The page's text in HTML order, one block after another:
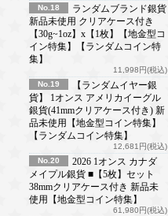
No.18
ランダムブランド銀貨
新品未使用 クリアケース付き
【30g~1oz】x【1枚】【地金型コ
イン特集】【ランダムコイン特
集】
11,998円(税込)
No.19
【ランダムイヤー銀
貨】 1オンス アメリカイーグル
銀貨(41mmクリアケース付き) 新
品未使用【地金型コイン特集】
【ランダムコイン特集】
12,681円(税込)
No.20
2026 1オンス カナダ
メイプル銀貨 ■【5枚】セット
38mmクリアケース付き 新品未
使用【地金型コイン特集】
61,980円(税込)